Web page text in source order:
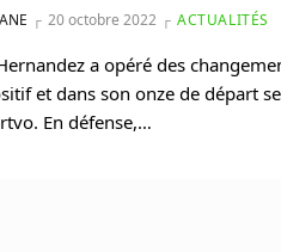
20 octobre 2022 ACTUALITÉS
a opéré des
et dans son onze de départ
En défense,…